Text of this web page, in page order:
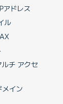
アドレス
ル
チ アクセ
メイン